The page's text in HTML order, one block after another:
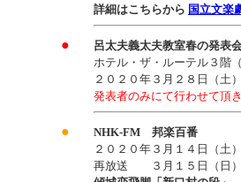
詳細はこちらから 国立文楽
●
呂太夫義太夫教室春の発表
ホテル・ザ・ルーテル３階
２０２０年３月２８日（土
発表者のみにて行わせて頂
●
NHK-FM 邦楽百番
２０２０年３月１４日（土
再放送 ３月１５日（日）